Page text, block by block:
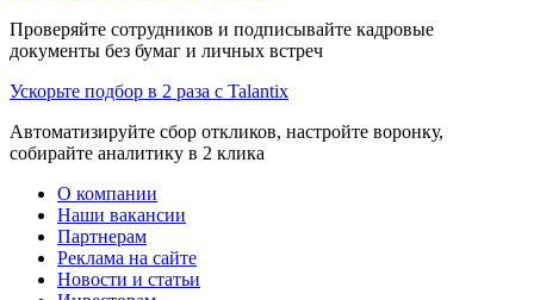
Проверяйте сотрудников и подписывайте кадровые
документы без бумаг и личных встреч
Ускорьте подбор в 2 раза с Talantix
Автоматизируйте сбор откликов, настройте воронку,
собирайте аналитику в 2 клика
О компании
Наши вакансии
Партнерам
Реклама на сайте
Новости и статьи